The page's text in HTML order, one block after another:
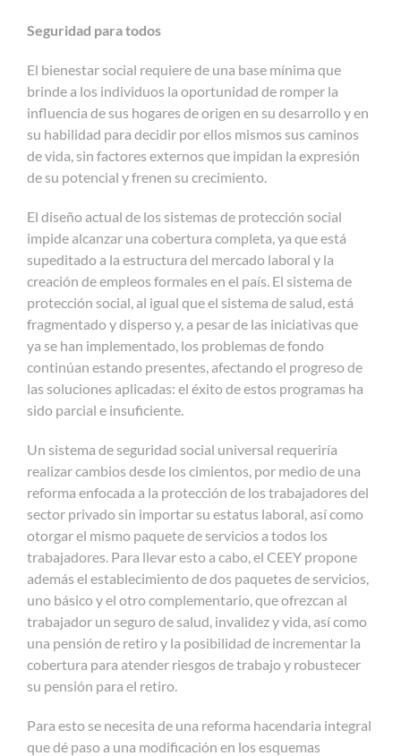
Seguridad para todos
El bienestar social requiere de una base mínima que
brinde a los individuos la oportunidad de romper la
influencia de sus hogares de origen en su desarrollo y en
su habilidad para decidir por ellos mismos sus caminos
de vida, sin factores externos que impidan la expresión
de su potencial y frenen su crecimiento.
El diseño actual de los sistemas de protección social
impide alcanzar una cobertura completa, ya que está
supeditado a la estructura del mercado laboral y la
creación de empleos formales en el país. El sistema de
protección social, al igual que el sistema de salud, está
fragmentado y disperso y, a pesar de las iniciativas que
ya se han implementado, los problemas de fondo
continúan estando presentes, afectando el progreso de
las soluciones aplicadas: el éxito de estos programas ha
sido parcial e insuficiente.
Un sistema de seguridad social universal requeriría
realizar cambios desde los cimientos, por medio de una
reforma enfocada a la protección de los trabajadores del
sector privado sin importar su estatus laboral, así como
otorgar el mismo paquete de servicios a todos los
trabajadores. Para llevar esto a cabo, el CEEY propone
además el establecimiento de dos paquetes de servicios,
uno básico y el otro complementario, que ofrezcan al
trabajador un seguro de salud, invalidez y vida, así como
una pensión de retiro y la posibilidad de incrementar la
cobertura para atender riesgos de trabajo y robustecer
su pensión para el retiro.
Para esto se necesita de una reforma hacendaria integral
que dé paso a una modificación en los esquemas